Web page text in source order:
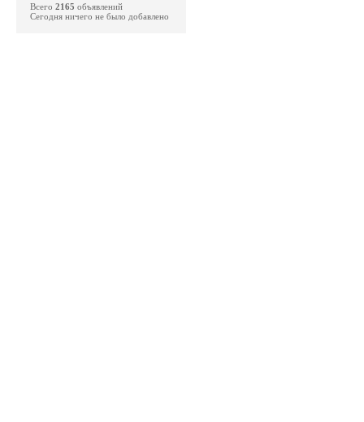
Всего 2165 объявлений
Сегодня ничего не было добавлено